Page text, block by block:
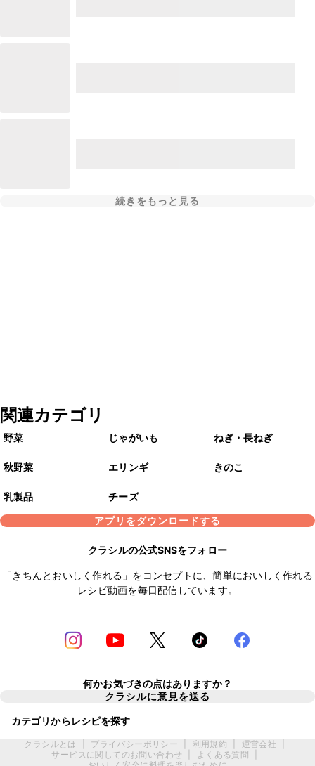
続きをもっと見る
関連カテゴリ
野菜 じゃがいも ねぎ・長ねぎ
秋野菜 エリンギ きのこ
乳製品
チーズ
アプリをダウンロードする
クラシルの公式SNSをフォロー
「きちんとおいしく作れる」をコンセプトに、簡単においしく作れる
レシピ動画を毎日配信しています。
何かお気づきの点はありますか？
クラシルに意見を送る
カテゴリからレシピを探す
クラシルとは プライバシーポリシー 利用規約 運営会社
サービスに関してのお問い合わせ
よくある質問